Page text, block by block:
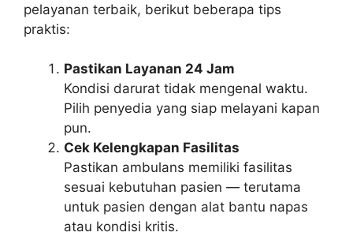
pelayanan terbaik, berikut beberapa tips
praktis:
Pastikan Layanan 24 Jam
Kondisi darurat tidak mengenal waktu.
Pilih penyedia yang siap melayani kapan
pun.
Cek Kelengkapan Fasilitas
Pastikan ambulans memiliki fasilitas
sesuai kebutuhan pasien — terutama
untuk pasien dengan alat bantu napas
atau kondisi kritis.